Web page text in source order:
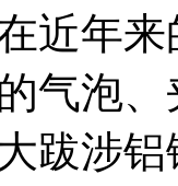
年来
气泡
跋涉